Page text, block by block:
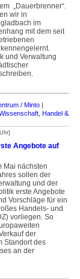
„Dauerbrenner“.
wir in
im
mit dem seit
und Verwaltung
/ Minto |
Handel &
Angebote auf
Mai nächsten
sollen der
und der
erste Angebote
Vorschläge für ein
Handels- und
vorliegen. So
der
Standort des
an der